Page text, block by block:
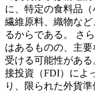
に、特定の食料品（
繊維原料、織物な
るからである。 さ
はあるものの、主
受ける可能性があ
接投資（FDI）によ
り、限られた外貨